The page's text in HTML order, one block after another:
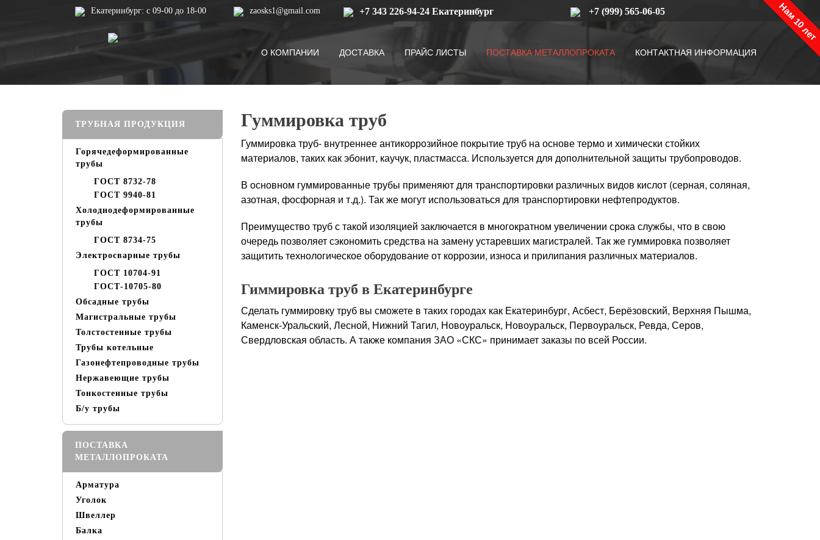
Нам 10 лет
Екатеринбург: с 09-00 до 18-00 zaosks1@gmail.com +7 343 226-94-24 Екатеринбург +7 (999) 565-06-05
О КОМПАНИИ ДОСТАВКА ПРАЙС ЛИСТЫ ПОСТАВКА МЕТАЛЛОПРОКАТА КОНТАКТНАЯ ИНФОРМАЦИЯ
ТРУБНАЯ ПРОДУКЦИЯ
Горячедеформированные
трубы
ГОСТ 8732-78
ГОСТ 9940-81
Холоднодеформированные
трубы
ГОСТ 8734-75
Электросварные трубы
ГОСТ 10704-91
ГОСТ-10705-80
Обсадные трубы
Магистральные трубы
Толстостенные трубы
Трубы котельные
Газонефтепроводные трубы
Нержавеющие трубы
Тонкостенные трубы
Б/у трубы
ПОСТАВКА
МЕТАЛЛОПРОКАТА
Арматура
Уголок
Швеллер
Балка
Гуммировка труб
Гуммировка труб- внутреннее антикоррозийное покрытие труб на основе термо и химически стойких
материалов, таких как эбонит, каучук, пластмасса. Используется для дополнительной защиты трубопроводов.
В основном гуммированные трубы применяют для транспортировки различных видов кислот (серная, соляная,
азотная, фосфорная и т.д.). Так же могут использоваться для транспортировки нефтепродуктов.
Преимущество труб с такой изоляцией заключается в многократном увеличении срока службы, что в свою
очередь позволяет сэкономить средства на замену устаревших магистралей. Так же гуммировка позволяет
защитить технологическое оборудование от коррозии, износа и прилипания различных материалов.
Гиммировка труб в Екатеринбурге
Сделать гуммировку труб вы сможете в таких городах как Екатеринбург, Асбест, Берёзовский, Верхняя Пышма,
Каменск-Уральский, Лесной, Нижний Тагил, Новоуральск, Новоуральск, Первоуральск, Ревда, Серов,
Свердловская область. А также компания ЗАО «СКС» принимает заказы по всей России.